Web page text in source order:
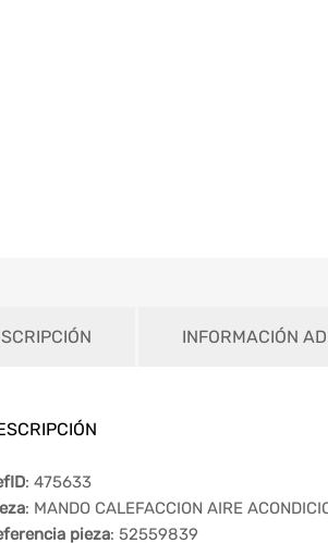
INFORMACIÓN
: 475633
: MANDO CALEFACCION AIRE
pieza: 52559839